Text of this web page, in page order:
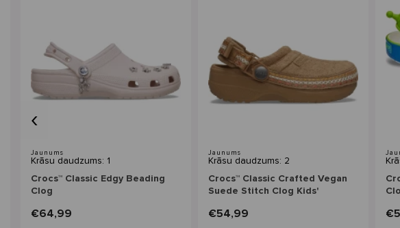
Jaunums
Krāsu daudzums: 1
Crocs™ Classic Edgy Beading
Clog
€64,99
Jaunums
Krāsu daudzums: 2
Crocs™ Classic Crafted Vegan
Suede Stitch Clog Kids'
€54,99
‹